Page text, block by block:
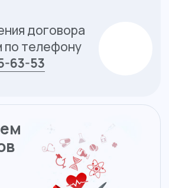
центр
—один из лидеров
врачи,
мы предлагаем
функциональная
анализы.
есть необходимое
поставить